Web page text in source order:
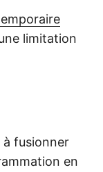
limitation
à fusionner
en